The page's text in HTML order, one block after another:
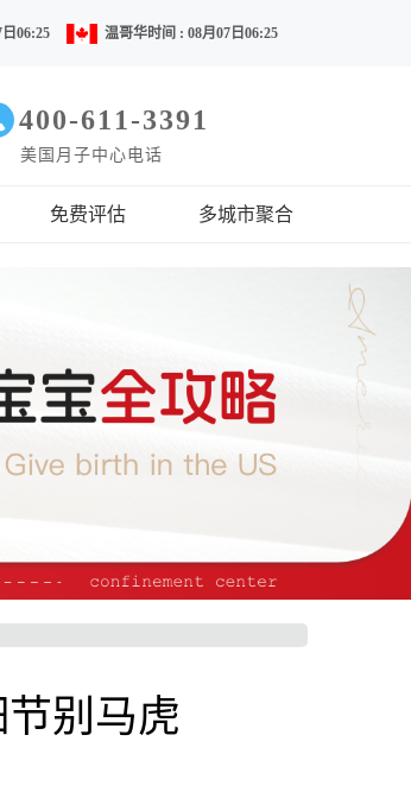
06:25 温哥华时间 : 08月07日06:25
400-611-3391
国月子中心电话
免费评估 多城市聚合
别马虎